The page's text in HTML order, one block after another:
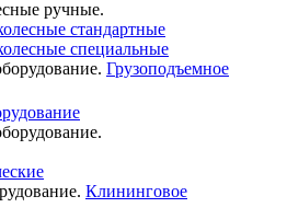
стандартные
специальные
Грузоподъемное
Клининговое